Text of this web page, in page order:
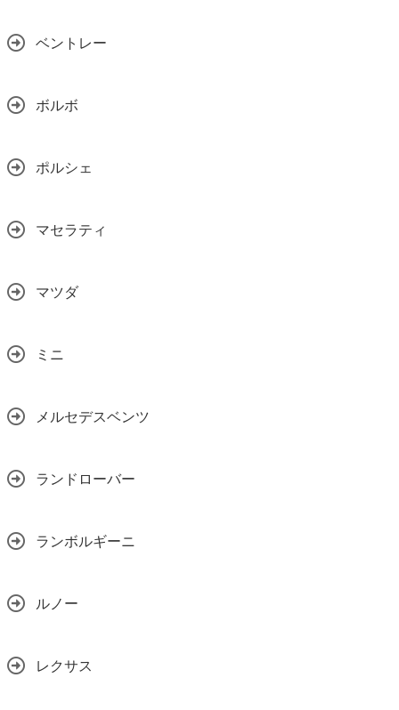
ベントレー
ボルボ
ポルシェ
マセラティ
マツダ
ミニ
メルセデスベンツ
ランドローバー
ランボルギーニ
ルノー
レクサス